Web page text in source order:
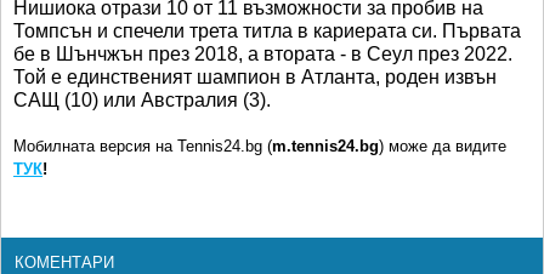
Нишиока отрази 10 от 11 възможности за пробив на
Томпсън и спечели трета титла в кариерата си. Първата
бе в Шънчжън през 2018, а втората - в Сеул през 2022.
Той е единственият шампион в Атланта, роден извън
САЩ (10) или Австралия (3).
Мобилната версия на Tennis24.bg (m.tennis24.bg) може да видите
ТУК!
КОМЕНТАРИ